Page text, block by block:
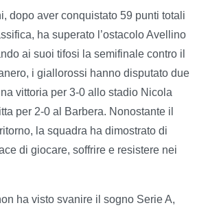
dopo aver conquistato 59 punti totali
ha superato l’ostacolo Avellino
ai suoi tifosi la semifinale contro il
i giallorossi hanno disputato due
vittoria per 3-0 allo stadio Nicola
per 2-0 al Barbera. Nonostante il
la squadra ha dimostrato di
di giocare, soffrire e resistere nei
ha visto svanire il sogno Serie A,